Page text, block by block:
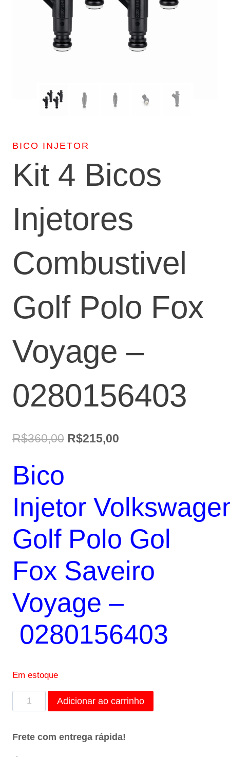
BICO INJETOR
Kit 4 Bicos
Injetores
Combustivel
Golf Polo Fox
Voyage –
0280156403
R$360,00 O
R$360,00.
R$215,00
R$215,00.
Bico
Injetor
Golf Polo Gol
Fox Saveiro
Voyage –
0280156403
Em estoque
4
Injetores
Combustivel
Adicionar ao carrinho
Frete com entrega rápida!